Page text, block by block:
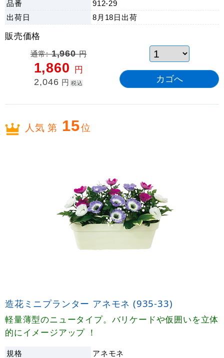
品番 912-29
出荷日 8月18日 出荷
販売価格
通常:1,960円
1,860 円
2,046 円 税込
人気 第 15位
造花ミニプランター アネモネ (935-33)
軽量薄型のニュータイプ。バリケードや仮囲いを立体
的にイメージアップ ！
規格
アネモネ